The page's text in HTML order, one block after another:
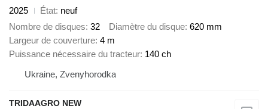
2025
État neuf
Nombre de disques 32 Diamètre du disque 620 mm
Largeur de couverture 4 m
Puissance nécessaire du tracteur 140 ch
Ukraine, Zvenyhorodka
TRIDAAGRO NEW